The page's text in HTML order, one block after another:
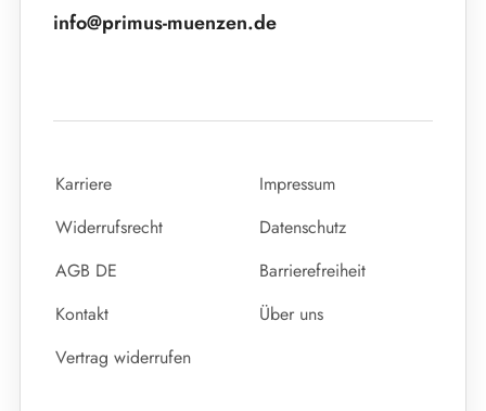
info@primus-muenzen.de
Karriere
Impressum
Widerrufsrecht
Datenschutz
AGB DE
Barrierefreiheit
Kontakt
Über uns
Vertrag widerrufen